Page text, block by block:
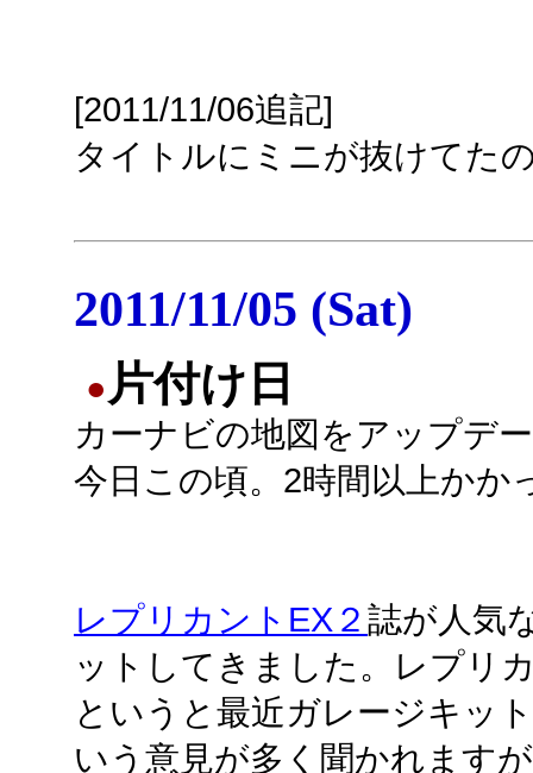
[2011/11/06追記]
タイトルにミニが抜けてた
2011/11/05 (Sat)
● 片付け日
カーナビの地図をアップデ
今日この頃。2時間以上かか
レプリカントEX２ 誌が人気
ットしてきました。レプリ
というと最近ガレージキッ
いう意見が多く聞かれます